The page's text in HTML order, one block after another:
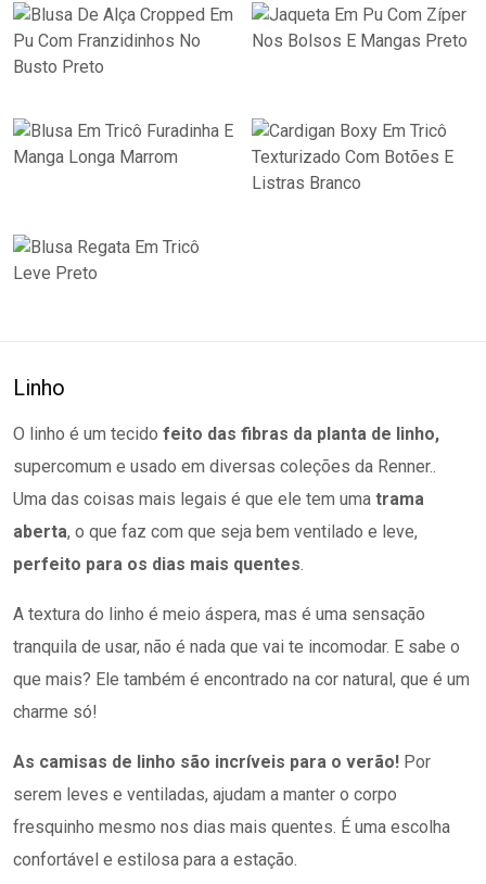
Linho
O linho é um tecido feito das fibras da planta de linho,
supercomum e usado em diversas coleções da Renner..
Uma das coisas mais legais é que ele tem uma trama
aberta, o que faz com que seja bem ventilado e leve,
perfeito para os dias mais quentes.
A textura do linho é meio áspera, mas é uma sensação
tranquila de usar, não é nada que vai te incomodar. E sabe o
que mais? Ele também é encontrado na cor natural, que é um
charme só!
As camisas de linho são incríveis para o verão! Por
serem leves e ventiladas, ajudam a manter o corpo
fresquinho mesmo nos dias mais quentes. É uma escolha
confortável e estilosa para a estação.